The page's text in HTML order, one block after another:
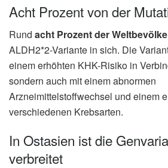
Acht Prozent von der
Rund acht Prozent der
ALDH2*2-Variante in sich. Die
einem erhöhten KHK-Risiko in
sondern auch mit einem abnormen
Arzneimittelstoffwechsel und einem
verschiedenen Krebsarten.
In Ostasien ist die
verbreitet